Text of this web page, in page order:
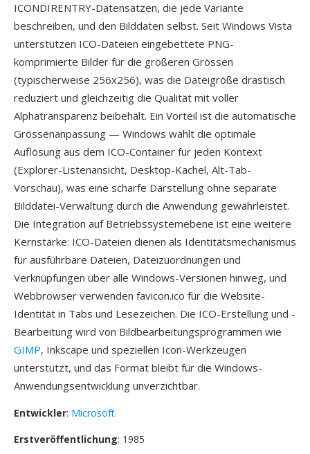
ICONDIRENTRY-Datensätzen, die jede Variante
beschreiben, und den Bilddaten selbst. Seit Windows Vista
unterstützen ICO-Dateien eingebettete PNG-
komprimierte Bilder für die größeren Grössen
(typischerweise 256x256), was die Dateigröße drastisch
reduziert und gleichzeitig die Qualität mit voller
Alphatransparenz beibehält. Ein Vorteil ist die automatische
Grössenanpassung — Windows wählt die optimale
Auflösung aus dem ICO-Container für jeden Kontext
(Explorer-Listenansicht, Desktop-Kachel, Alt-Tab-
Vorschau), was eine scharfe Darstellung ohne separate
Bilddatei-Verwaltung durch die Anwendung gewährleistet.
Die Integration auf Betriebssystemebene ist eine weitere
Kernstärke: ICO-Dateien dienen als Identitätsmechanismus
für ausführbare Dateien, Dateizuordnungen und
Verknüpfungen über alle Windows-Versionen hinweg, und
Webbrowser verwenden favicon.ico für die Website-
Identität in Tabs und Lesezeichen. Die ICO-Erstellung und -
Bearbeitung wird von Bildbearbeitungsprogrammen wie
GIMP, Inkscape und speziellen Icon-Werkzeugen
unterstützt, und das Format bleibt für die Windows-
Anwendungsentwicklung unverzichtbar.
Entwickler: Microsoft
Erstveröffentlichung: 1985